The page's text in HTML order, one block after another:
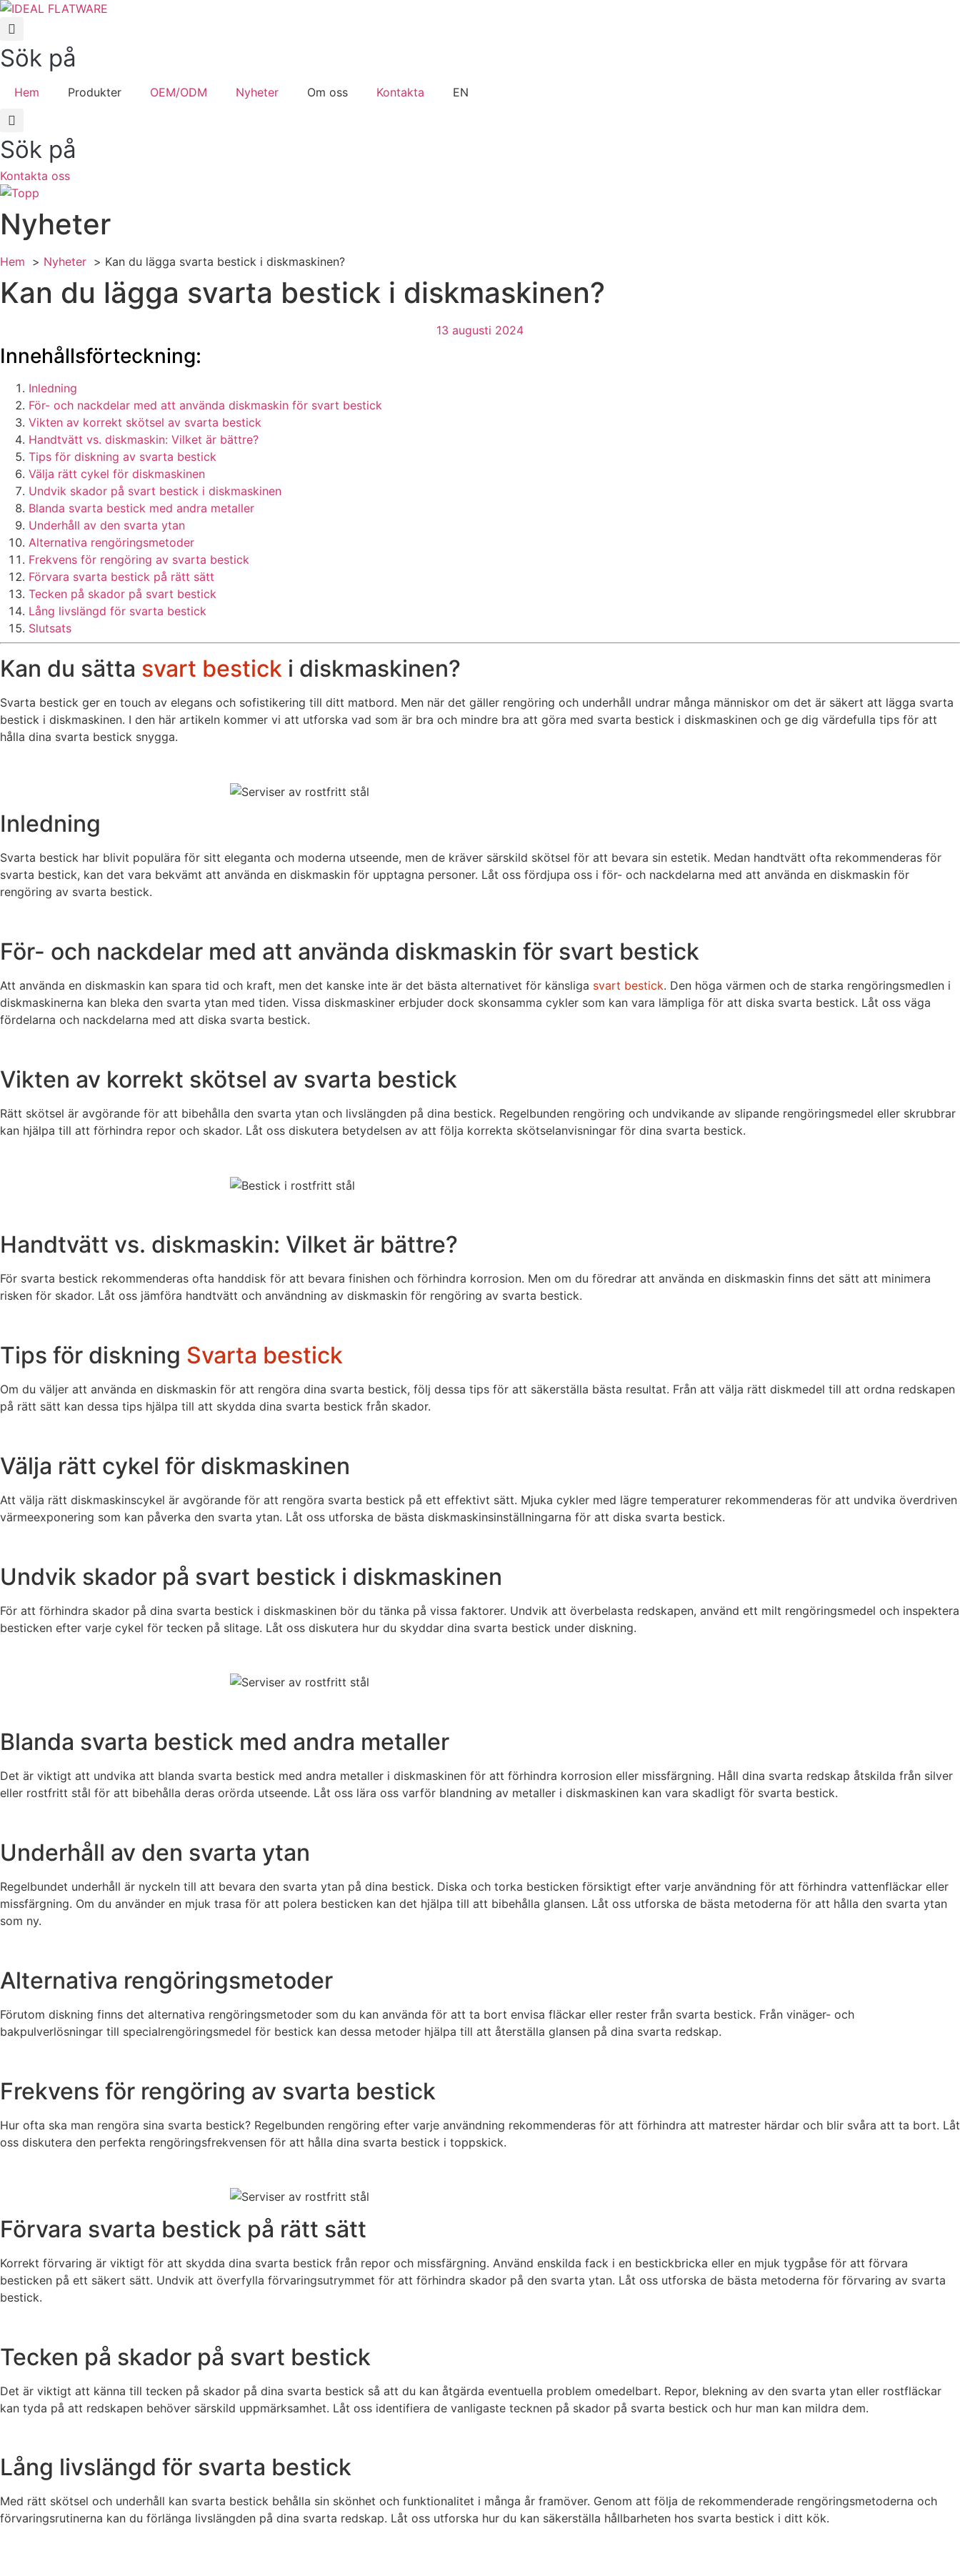
Hoppa
till
Sök på
Hem Produkter OEM/ODM Nyheter Om oss Kontakta EN
Sök på
Kontakta oss
Nyheter
Hem Nyheter Kan du lägga svarta bestick i diskmaskinen?
Kan du lägga svarta bestick i diskmaskinen?
13 augusti 2024
Innehållsförteckning:
Inledning
För- och nackdelar med att använda diskmaskin för svart bestick
Vikten av korrekt skötsel av svarta bestick
Handtvätt vs. diskmaskin: Vilket är bättre?
Tips för diskning av svarta bestick
Välja rätt cykel för diskmaskinen
Undvik skador på svart bestick i diskmaskinen
Blanda svarta bestick med andra metaller
Underhåll av den svarta ytan
Alternativa rengöringsmetoder
Frekvens för rengöring av svarta bestick
Förvara svarta bestick på rätt sätt
Tecken på skador på svart bestick
Lång livslängd för svarta bestick
Slutsats
Kan du sätta svart bestick i diskmaskinen?
Svarta bestick ger en touch av elegans och sofistikering till ditt matbord. Men när det gäller rengöring och underhåll undrar många människor om det är säkert att lägga svarta
bestick i diskmaskinen. I den här artikeln kommer vi att utforska vad som är bra och mindre bra att göra med svarta bestick i diskmaskinen och ge dig värdefulla tips för att
hålla dina svarta bestick snygga.
Inledning
Svarta bestick har blivit populära för sitt eleganta och moderna utseende, men de kräver särskild skötsel för att bevara sin estetik. Medan handtvätt ofta rekommenderas för
svarta bestick, kan det vara bekvämt att använda en diskmaskin för upptagna personer. Låt oss fördjupa oss i för- och nackdelarna med att använda en diskmaskin för
rengöring av svarta bestick.
För- och nackdelar med att använda diskmaskin för svart bestick
Att använda en diskmaskin kan spara tid och kraft, men det kanske inte är det bästa alternativet för känsliga svart bestick. Den höga värmen och de starka rengöringsmedlen i
diskmaskinerna kan bleka den svarta ytan med tiden. Vissa diskmaskiner erbjuder dock skonsamma cykler som kan vara lämpliga för att diska svarta bestick. Låt oss väga
fördelarna och nackdelarna med att diska svarta bestick.
Vikten av korrekt skötsel av svarta bestick
Rätt skötsel är avgörande för att bibehålla den svarta ytan och livslängden på dina bestick. Regelbunden rengöring och undvikande av slipande rengöringsmedel eller skrubbrar
kan hjälpa till att förhindra repor och skador. Låt oss diskutera betydelsen av att följa korrekta skötselanvisningar för dina svarta bestick.
Handtvätt vs. diskmaskin: Vilket är bättre?
För svarta bestick rekommenderas ofta handdisk för att bevara finishen och förhindra korrosion. Men om du föredrar att använda en diskmaskin finns det sätt att minimera
risken för skador. Låt oss jämföra handtvätt och användning av diskmaskin för rengöring av svarta bestick.
Tips för diskning Svarta bestick
Om du väljer att använda en diskmaskin för att rengöra dina svarta bestick, följ dessa tips för att säkerställa bästa resultat. Från att välja rätt diskmedel till att ordna redskapen
på rätt sätt kan dessa tips hjälpa till att skydda dina svarta bestick från skador.
Välja rätt cykel för diskmaskinen
Att välja rätt diskmaskinscykel är avgörande för att rengöra svarta bestick på ett effektivt sätt. Mjuka cykler med lägre temperaturer rekommenderas för att undvika överdriven
värmeexponering som kan påverka den svarta ytan. Låt oss utforska de bästa diskmaskinsinställningarna för att diska svarta bestick.
Undvik skador på svart bestick i diskmaskinen
För att förhindra skador på dina svarta bestick i diskmaskinen bör du tänka på vissa faktorer. Undvik att överbelasta redskapen, använd ett milt rengöringsmedel och inspektera
besticken efter varje cykel för tecken på slitage. Låt oss diskutera hur du skyddar dina svarta bestick under diskning.
Blanda svarta bestick med andra metaller
Det är viktigt att undvika att blanda svarta bestick med andra metaller i diskmaskinen för att förhindra korrosion eller missfärgning. Håll dina svarta redskap åtskilda från silver
eller rostfritt stål för att bibehålla deras orörda utseende. Låt oss lära oss varför blandning av metaller i diskmaskinen kan vara skadligt för svarta bestick.
Underhåll av den svarta ytan
Regelbundet underhåll är nyckeln till att bevara den svarta ytan på dina bestick. Diska och torka besticken försiktigt efter varje användning för att förhindra vattenfläckar eller
missfärgning. Om du använder en mjuk trasa för att polera besticken kan det hjälpa till att bibehålla glansen. Låt oss utforska de bästa metoderna för att hålla den svarta ytan
som ny.
Alternativa rengöringsmetoder
Förutom diskning finns det alternativa rengöringsmetoder som du kan använda för att ta bort envisa fläckar eller rester från svarta bestick. Från vinäger- och
bakpulverlösningar till specialrengöringsmedel för bestick kan dessa metoder hjälpa till att återställa glansen på dina svarta redskap.
Frekvens för rengöring av svarta bestick
Hur ofta ska man rengöra sina svarta bestick? Regelbunden rengöring efter varje användning rekommenderas för att förhindra att matrester härdar och blir svåra att ta bort. Låt
oss diskutera den perfekta rengöringsfrekvensen för att hålla dina svarta bestick i toppskick.
Förvara svarta bestick på rätt sätt
Korrekt förvaring är viktigt för att skydda dina svarta bestick från repor och missfärgning. Använd enskilda fack i en bestickbricka eller en mjuk tygpåse för att förvara
besticken på ett säkert sätt. Undvik att överfylla förvaringsutrymmet för att förhindra skador på den svarta ytan. Låt oss utforska de bästa metoderna för förvaring av svarta
bestick.
Tecken på skador på svart bestick
Det är viktigt att känna till tecken på skador på dina svarta bestick så att du kan åtgärda eventuella problem omedelbart. Repor, blekning av den svarta ytan eller rostfläckar
kan tyda på att redskapen behöver särskild uppmärksamhet. Låt oss identifiera de vanligaste tecknen på skador på svarta bestick och hur man kan mildra dem.
Lång livslängd för svarta bestick
Med rätt skötsel och underhåll kan svarta bestick behålla sin skönhet och funktionalitet i många år framöver. Genom att följa de rekommenderade rengöringsmetoderna och
förvaringsrutinerna kan du förlänga livslängden på dina svarta redskap. Låt oss utforska hur du kan säkerställa hållbarheten hos svarta bestick i ditt kök.